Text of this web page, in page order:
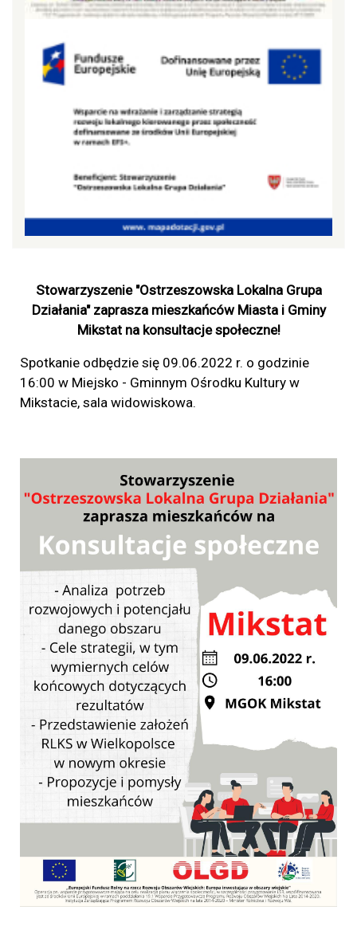
Stowarzyszenie "Ostrzeszowska Lokalna Grupa
Działania" zaprasza mieszkańców Miasta i Gminy
Mikstat na konsultacje społeczne!
Spotkanie odbędzie się 09.06.2022 r. o godzinie
16:00 w Miejsko - Gminnym Ośrodku Kultury w
Mikstacie, sala widowiskowa.